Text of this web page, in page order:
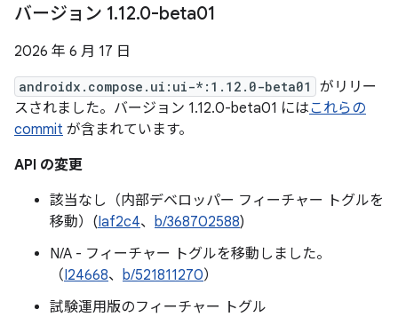
バージョン 1.12.0-beta01
2026 年 6 月 17 日
androidx.compose.ui:ui-*:1.12.0-beta01
がリリー
スされました。バージョン 1.12.0-beta01 にはこれらの
commit が含まれています。
API の変更
該当なし（内部デベロッパー フィーチャー トグルを
移動）(Iaf2c4、 b/368702588)
N/A - フィーチャー トグルを移動しました。
（I24668、 b/521811270）
試験運用版のフィーチャー トグル